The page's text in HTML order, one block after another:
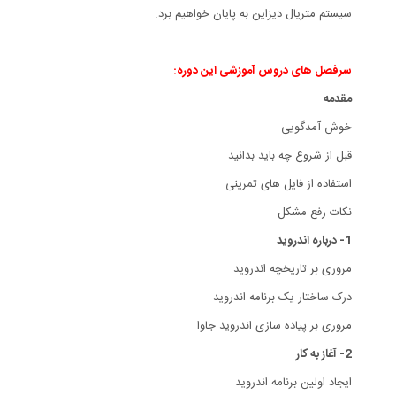
سیستم متریال دیزاین به پایان خواهیم برد.
سرفصل های دروس آموزشی این دوره:
مقدمه
خوش آمدگویی
قبل از شروع چه باید بدانید
استفاده از فایل های تمرینی
نکات رفع مشکل
1- درباره اندروید
مروری بر تاریخچه اندروید
درک ساختار یک برنامه اندروید
مروری بر پیاده سازی اندروید جاوا
2- آغاز به کار
ایجاد اولین برنامه اندروید